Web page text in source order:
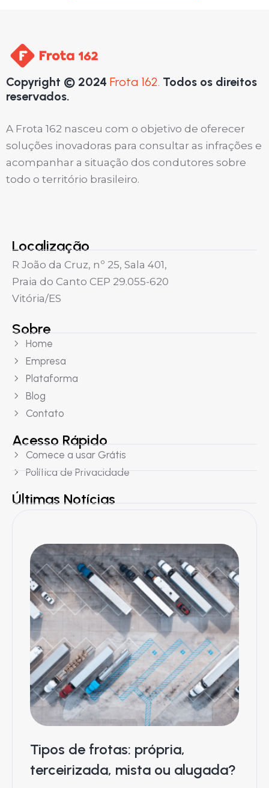
Copyright © 2024 Frota 162. Todos os direitos
reservados.
A Frota 162 nasceu com o objetivo de oferecer
soluções inovadoras para consultar as infrações e
acompanhar a situação dos condutores sobre
todo o território brasileiro.
Localização
R João da Cruz, nº 25, Sala 401,
Praia do Canto CEP 29.055-620
Vitória/ES
Sobre
Home
Empresa
Plataforma
Blog
Contato
Acesso Rápido
Comece a usar Grátis
Política de Privacidade
Últimas Notícias
Tipos de frotas: própria,
terceirizada, mista ou alugada?